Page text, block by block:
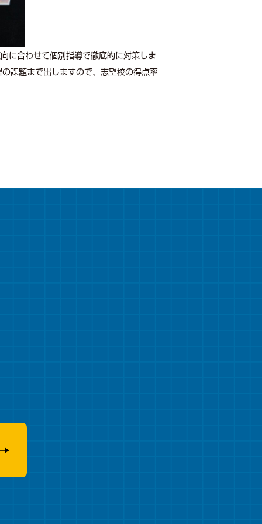
に合わせて個別指導で徹底的に対策しま
課題まで出しますので、志望校の得点率